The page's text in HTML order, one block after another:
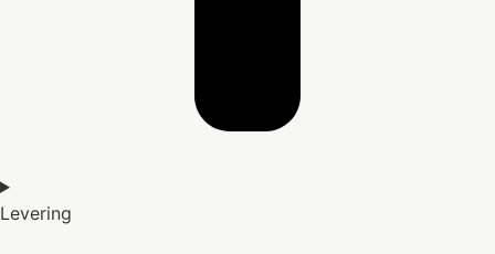
Levering